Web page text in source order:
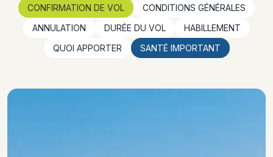
CONFIRMATION DE VOL
CONDITIONS GÉNÉRALES
ANNULATION
DURÉE DU VOL
HABILLEMENT
QUOI APPORTER
SANTÉ IMPORTANT